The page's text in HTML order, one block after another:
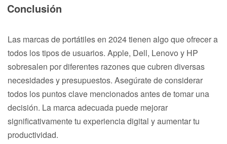
Conclusión
Las marcas de portátiles en 2024 tienen algo que ofrecer a
todos los tipos de usuarios. Apple, Dell, Lenovo y HP
sobresalen por diferentes razones que cubren diversas
necesidades y presupuestos. Asegúrate de considerar
todos los puntos clave mencionados antes de tomar una
decisión. La marca adecuada puede mejorar
significativamente tu experiencia digital y aumentar tu
productividad.